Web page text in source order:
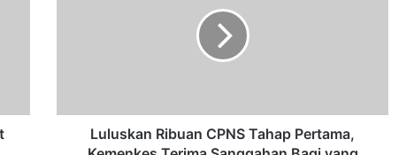
Luluskan Ribuan CPNS Tahap Pertama,